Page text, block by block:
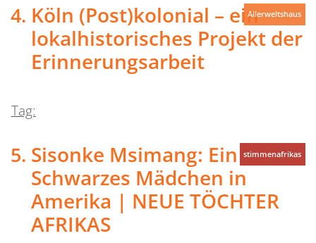
Köln (Post)kolonial – ein
lokalhistorisches Projekt der
Erinnerungsarbeit
Tag:
Allerweltshaus
Sisonke Msimang: Ein
Schwarzes Mädchen in
Amerika | NEUE TÖCHTER
AFRIKAS
stimmenafrikas